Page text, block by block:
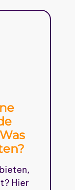
Hier